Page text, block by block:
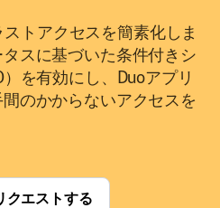
トアクセスを簡素化しま
スに基づいた条件付きシ
を有効にし、Duoアプリ
のかからないアクセスを
クエストする